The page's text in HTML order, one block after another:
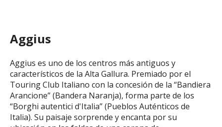
Aggius
Aggius es uno de los centros más antiguos y
característicos de la Alta Gallura. Premiado por el
Touring Club Italiano con la concesión de la “Bandiera
Arancione” (Bandera Naranja), forma parte de los
“Borghi autentici d'Italia” (Pueblos Auténticos de
Italia). Su paisaje sorprende y encanta por su